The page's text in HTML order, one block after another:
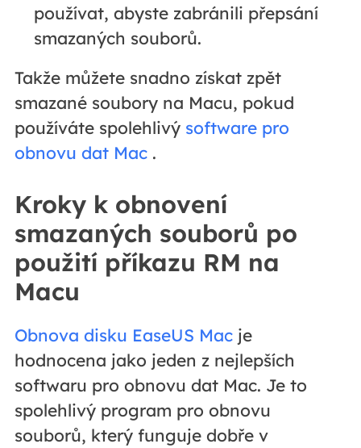
používat, abyste zabránili přepsání
smazaných souborů.
Takže můžete snadno získat zpět
smazané soubory na Macu, pokud
používáte spolehlivý software pro
obnovu dat Mac.
Kroky k obnovení
smazaných souborů po
použití příkazu RM na
Macu
Obnova disku EaseUS Macje
hodnocena jako jeden z nejlepších
softwaru pro obnovu dat Mac. Je to
spolehlivý program pro obnovu
souborů, který funguje dobře v